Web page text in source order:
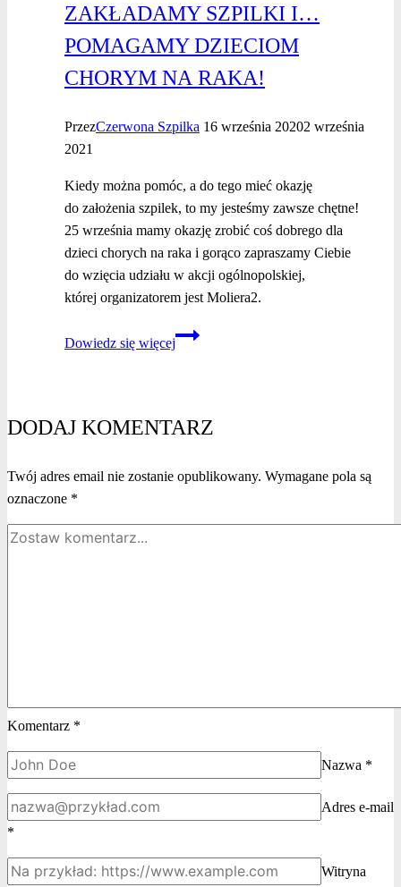
ZAKŁADAMY SZPILKI I…
POMAGAMY DZIECIOM
CHORYM NA RAKA!
PrzezCzerwona Szpilka 16 września 20202 września
2021
Kiedy można pomóc, a do tego mieć okazję
do założenia szpilek, to my jesteśmy zawsze chętne!
25 września mamy okazję zrobić coś dobrego dla
dzieci chorych na raka i gorąco zapraszamy Ciebie
do wzięcia udziału w akcji ogólnopolskiej,
której organizatorem jest Moliera2.
Dowiedz się więcej
Dzień
zakładamy
DODAJ KOMENTARZ
Twój adres email nie zostanie opublikowany. Wymagane pola są
oznaczone *
Komentarz *
Nazwa *
Adres e-mail
*
Witryna